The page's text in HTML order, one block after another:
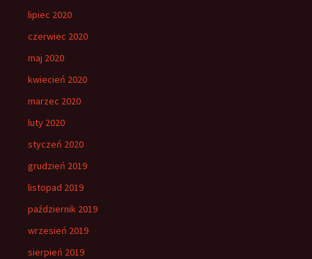
lipiec 2020
czerwiec 2020
maj 2020
kwiecień 2020
marzec 2020
luty 2020
styczeń 2020
grudzień 2019
listopad 2019
październik 2019
wrzesień 2019
sierpień 2019